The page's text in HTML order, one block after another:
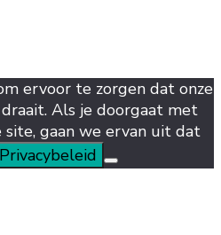
ervoor te zorgen dat onze
Als je doorgaat met
gaan we ervan uit dat
Privacybeleid